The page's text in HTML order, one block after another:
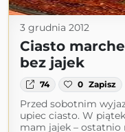
3 grudnia 2012
Ciasto
bez jajek
74 0 Zapisz
Przed sobotnim
upiec ciasto. W
mam jajek –